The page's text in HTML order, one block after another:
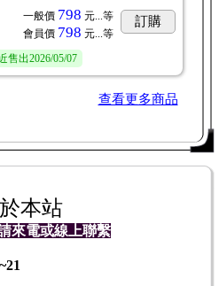
一般價 798 元...等
會員價 798 元...等
訂購
售出2026/05/07
查看更多商品
本站
來電或線上聯繫